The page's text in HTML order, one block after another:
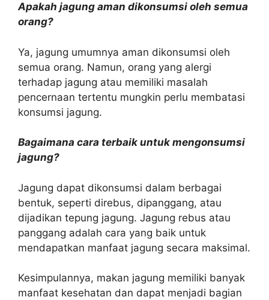
Apakah jagung aman dikonsumsi oleh semua
orang?
Ya, jagung umumnya aman dikonsumsi oleh
semua orang. Namun, orang yang alergi
terhadap jagung atau memiliki masalah
pencernaan tertentu mungkin perlu membatasi
konsumsi jagung.
Bagaimana cara terbaik untuk mengonsumsi
jagung?
Jagung dapat dikonsumsi dalam berbagai
bentuk, seperti direbus, dipanggang, atau
dijadikan tepung jagung. Jagung rebus atau
panggang adalah cara yang baik untuk
mendapatkan manfaat jagung secara maksimal.
Kesimpulannya, makan jagung memiliki banyak
manfaat kesehatan dan dapat menjadi bagian